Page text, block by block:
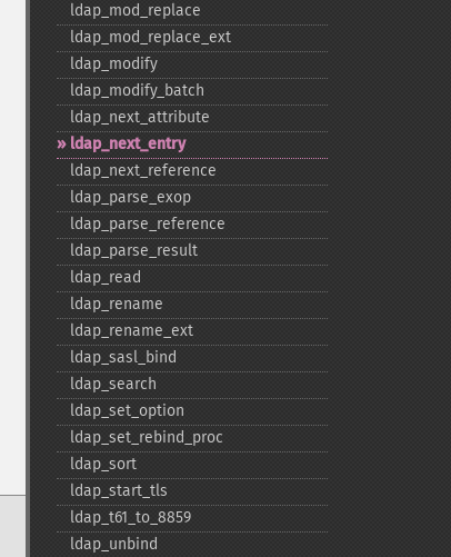
ldap_​mod_​replace
ldap_​mod_​replace_​ext
ldap_​modify
ldap_​modify_​batch
ldap_​next_​attribute
ldap_​next_​entry
ldap_​next_​reference
ldap_​parse_​exop
ldap_​parse_​reference
ldap_​parse_​result
ldap_​read
ldap_​rename
ldap_​rename_​ext
ldap_​sasl_​bind
ldap_​search
ldap_​set_​option
ldap_​set_​rebind_​proc
ldap_​sort
ldap_​start_​tls
ldap_​t61_​to_​8859
ldap_​unbind